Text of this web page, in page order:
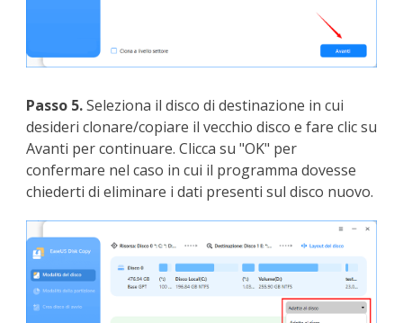
Passo 5.Seleziona il disco di destinazione in cui
desideri clonare/copiare il vecchio disco e fare clic su
Avanti per continuare. Clicca su "OK" per
confermare nel caso in cui il programma dovesse
chiederti di eliminare i dati presenti sul disco nuovo.